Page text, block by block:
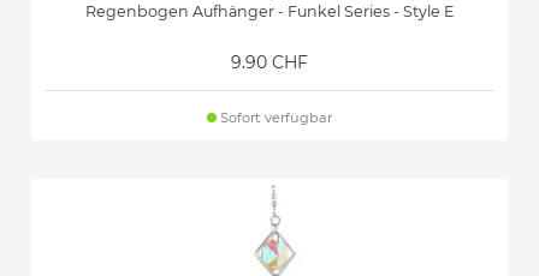
Regenbogen Aufhänger - Funkel Series - Style E
9.90 CHF
Sofort verfügbar